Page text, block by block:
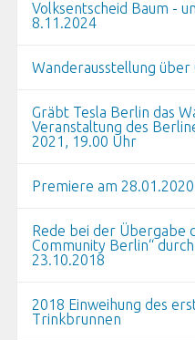
Volksentscheid Baum -
8.11.2024
Wanderausstellung
Gräbt Tesla Berlin das
Veranstaltung des
2021, 19.00 Uhr
Premiere am
Rede bei der Übergabe
Community Berlin“
23.10.2018
2018 Einweihung des
Trinkbrunnen